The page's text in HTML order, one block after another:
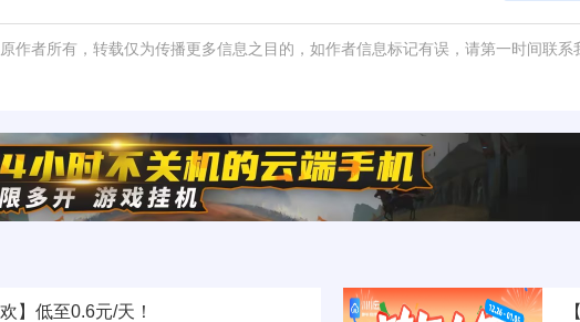
作者所有，转载仅为传播更多信息之目的，如作者信息标记有误，请第一时间联系
】低至0.6元/天！